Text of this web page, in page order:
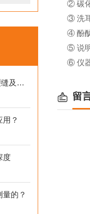
Telemeasure远距离结构表观裂缝及缺陷观测系统的特点
？
度
的？
② 碳
③ 洗
④ 酚
⑤ 说
⑥ 仪
留